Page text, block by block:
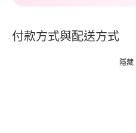
付款方式與配送方式
隱藏